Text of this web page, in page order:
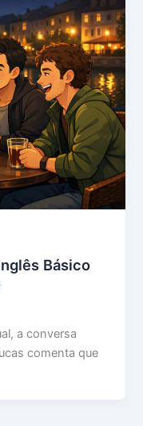
Básico
a conversa
comenta que